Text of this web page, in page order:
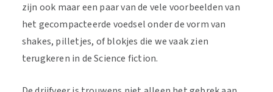
zijn ook maar een paar van de vele voorbeelden van
het gecompacteerde voedsel onder de vorm van
shakes, pilletjes, of blokjes die we vaak zien
terugkeren in de Science fiction.